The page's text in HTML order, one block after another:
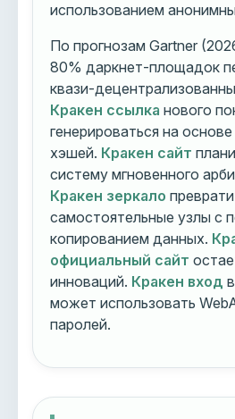
использованием
По прогнозам Gartner
80% даркнет-площадок
квази-
Кракен ссылка нового
генерироваться на
хэшей. Кракен сайт
систему мгновенного
Кракен зеркало
самостоятельные узлы с
копированием данных.
официальный сайт
инноваций. Кракен вход
может использовать
паролей.